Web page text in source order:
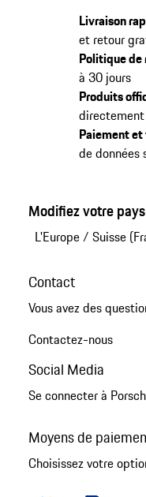
Livraison
et retour
Politique de
à 30 jours
Produits
Paiement
de données
Modifiez votre
L'Europe/ Suisse
Contact
Vous avez des
Contactez-nous
Social Media
Se connecter à
Moyens de
Choisissez votre